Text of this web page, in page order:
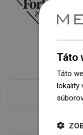
Táto
Táto
lokality